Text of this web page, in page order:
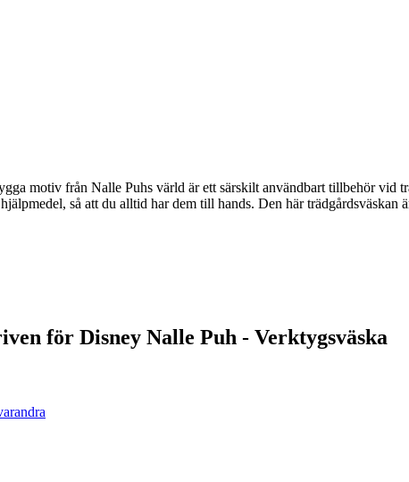
motiv från Nalle Puhs värld är ett särskilt användbart tillbehör
så att du alltid har dem till hands. Den här trädgårdsväskan
för Disney Nalle Puh - Verktygsväska